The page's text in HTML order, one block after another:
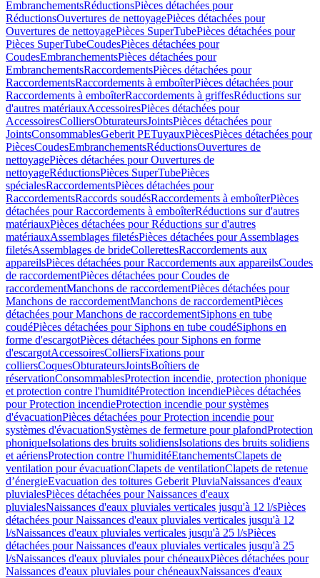
EmbranchementsRéductionsPièces détachées pour
RéductionsOuvertures de nettoyagePièces détachées pour
Ouvertures de nettoyagePièces SuperTubePièces détachées pour
Pièces SuperTubeCoudesPièces détachées pour
CoudesEmbranchementsPièces détachées pour
EmbranchementsRaccordementsPièces détachées pour
RaccordementsRaccordements à emboîterPièces détachées pour
Raccordements à emboîterRaccordements à griffesRéductions sur
d'autres matériauxAccessoiresPièces détachées pour
AccessoiresColliersObturateursJointsPièces détachées pour
JointsConsommablesGeberit PETuyauxPiècesPièces détachées pour
PiècesCoudesEmbranchementsRéductionsOuvertures de
nettoyagePièces détachées pour Ouvertures de
nettoyageRéductionsPièces SuperTubePièces
spécialesRaccordementsPièces détachées pour
RaccordementsRaccords soudésRaccordements à emboîterPièces
détachées pour Raccordements à emboîterRéductions sur d'autres
matériauxPièces détachées pour Réductions sur d'autres
matériauxAssemblages filetésPièces détachées pour Assemblages
filetésAssemblages de brideCollerettesRaccordements aux
appareilsPièces détachées pour Raccordements aux appareilsCoudes
de raccordementPièces détachées pour Coudes de
raccordementManchons de raccordementPièces détachées pour
Manchons de raccordementManchons de raccordementPièces
détachées pour Manchons de raccordementSiphons en tube
coudéPièces détachées pour Siphons en tube coudéSiphons en
forme d'escargotPièces détachées pour Siphons en forme
d'escargotAccessoiresColliersFixations pour
colliersCoquesObturateursJointsBoîtiers de
réservationConsommablesProtection incendie, protection phonique
et protection contre l'humiditéProtection incendiePièces détachées
pour Protection incendieProtection incendie pour systèmes
d'évacuationPièces détachées pour Protection incendie pour
systèmes d'évacuationSystèmes de fermeture pour plafondProtection
phoniqueIsolations des bruits solidiensIsolations des bruits solidiens
et aériensProtection contre l'humiditéEtanchementsClapets de
ventilation pour évacuationClapets de ventilationClapets de retenue
d’énergieEvacuation des toitures Geberit PluviaNaissances d'eaux
pluvialesPièces détachées pour Naissances d'eaux
pluvialesNaissances d'eaux pluviales verticales jusqu'à 12 l/sPièces
détachées pour Naissances d'eaux pluviales verticales jusqu'à 12
l/sNaissances d'eaux pluviales verticales jusqu'à 25 l/sPièces
détachées pour Naissances d'eaux pluviales verticales jusqu'à 25
l/sNaissances d'eaux pluviales pour chéneauxPièces détachées pour
Naissances d'eaux pluviales pour chéneauxNaissances d'eaux